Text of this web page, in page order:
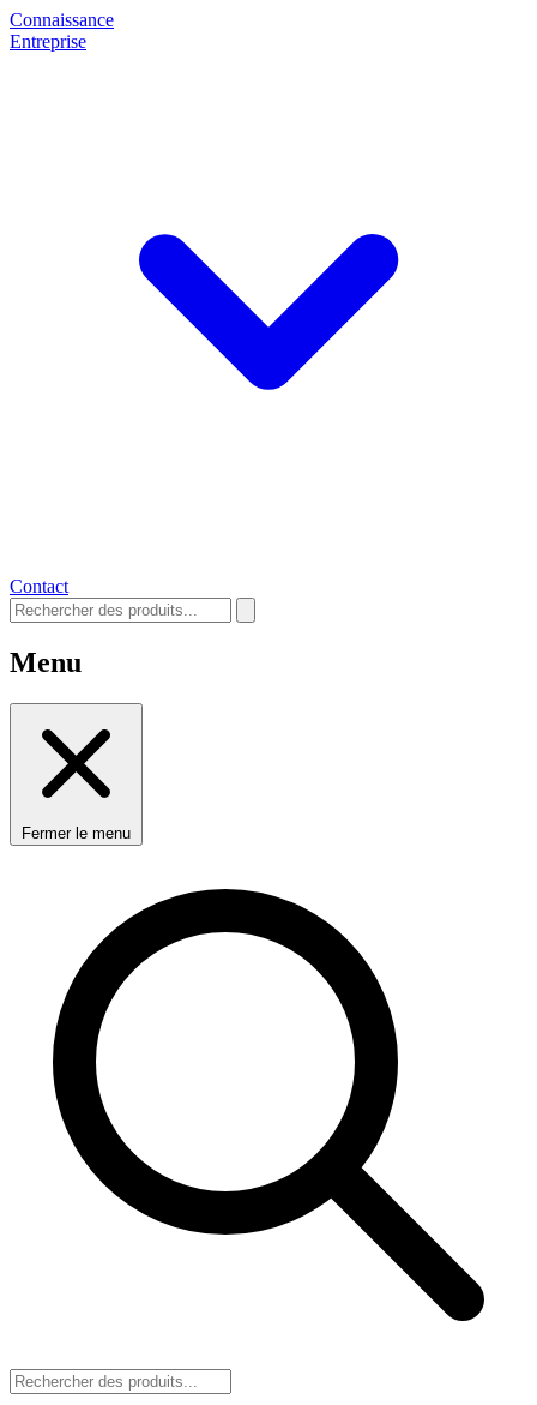
Connaissance
Entreprise
Contact
Menu
Fermer le menu